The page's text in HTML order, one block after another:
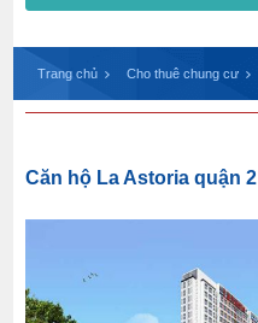
Trang chủ Cho thuê chung cư
Căn hộ La Astoria quận 2